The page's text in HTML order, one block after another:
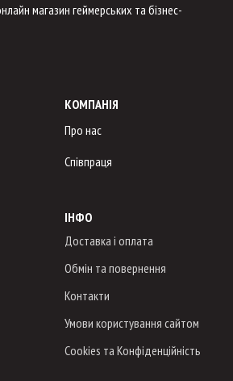
магазин геймерських та бізнес-
КОМПАНІЯ
Про нас
Співпраця
ІНФО
Доставка і оплата
Обмін та повернення
Контакти
Умови користування сайтом
Cookies та Конфіденційність